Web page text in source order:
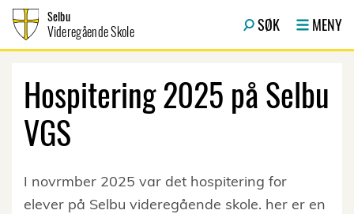
Selbu
Videregående Skole SØK MENY
Hospitering 2025 på Selbu
VGS
I novrmber 2025 var det hospitering for
elever på Selbu videregående skole. her er en